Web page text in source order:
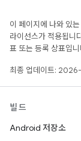
이 페이지에 나와 있
라이선스가 적용됩
표 또는 등록 상표입니
최종 업데이트:
빌드
Android 저장소